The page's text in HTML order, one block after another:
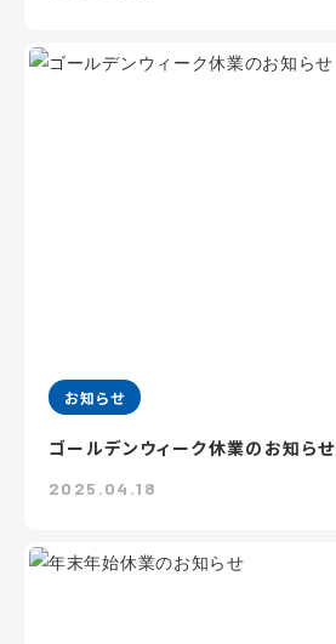
お知らせ
ゴールデンウィーク休業のお知らせ
2025.04.18